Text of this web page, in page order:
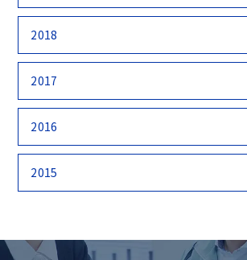
2018
2017
2016
2015